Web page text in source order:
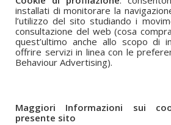
installati di monitorare la
l’utilizzo del sito studiando i
consultazione del web (cosa
quest’ultimo anche allo scopo di
offrire servizi in linea con le
Behaviour Advertising).
Maggiori Informazioni sui
presente sito